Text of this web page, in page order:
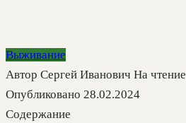
Выживание
Автор Сергей Иванович На чтение
Опубликовано 28.02.2024
Содержание